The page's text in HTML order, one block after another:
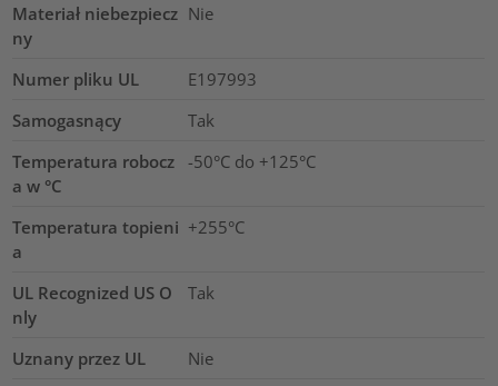
Materiał niebezpiecz
ny
Nie
Numer pliku UL
E197993
Samogasnący
Tak
Temperatura robocz
a w °C
-50°C do +125°C
Temperatura topieni
a
+255°C
UL Recognized US O
nly
Tak
Uznany przez UL
Nie